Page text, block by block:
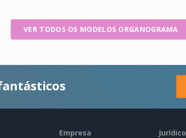
VER TODOS OS MODELOS ORGANOGRAMA
Empresa Jurídico